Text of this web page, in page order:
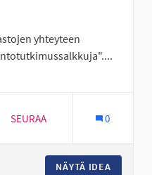
yhteyteen
Koko Seinäjoki
18 SEURAAJAA
SEURAA 0
NÄYTÄ IDEA